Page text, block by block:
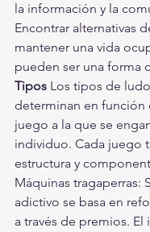
la información y la
Encontrar alternativas
mantener una vida
pueden ser una forma
Tipos Los tipos de
determinan en función
juego a la que se
individuo. Cada juego
estructura y
Máquinas tragaperras:
adictivo se basa en
a través de premios. El